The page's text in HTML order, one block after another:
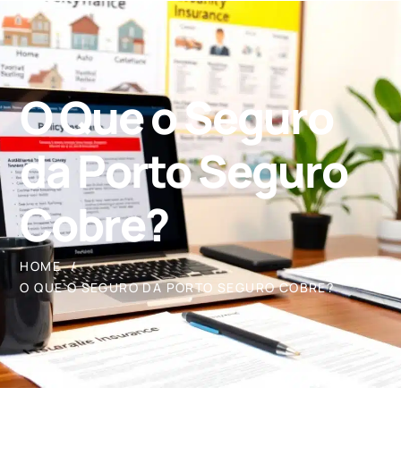
O Que o Seguro
da Porto Seguro
Cobre?
HOME
O QUE O SEGURO DA PORTO SEGURO COBRE?